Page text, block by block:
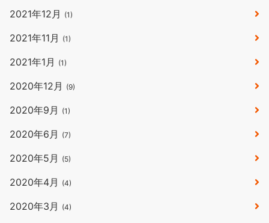
2021年12月 (1)
2021年11月 (1)
2021年1月 (1)
2020年12月 (9)
2020年9月 (1)
2020年6月 (7)
2020年5月 (5)
2020年4月 (4)
2020年3月 (4)